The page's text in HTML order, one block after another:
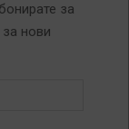
за
нови